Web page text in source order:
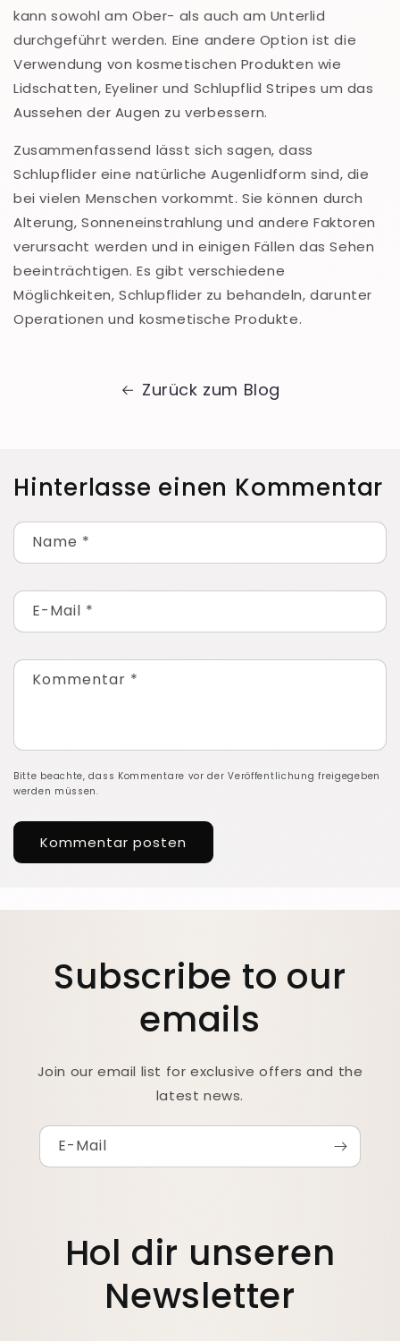
kann sowohl am Ober- als auch am Unterlid
durchgeführt werden. Eine andere Option ist die
Verwendung von kosmetischen Produkten wie
Lidschatten, Eyeliner und Schlupflid Stripes um das
Aussehen der Augen zu verbessern.
Zusammenfassend lässt sich sagen, dass
Schlupflider eine natürliche Augenlidform sind, die
bei vielen Menschen vorkommt. Sie können durch
Alterung, Sonneneinstrahlung und andere Faktoren
verursacht werden und in einigen Fällen das Sehen
beeinträchtigen. Es gibt verschiedene
Möglichkeiten, Schlupflider zu behandeln, darunter
Operationen und kosmetische Produkte.
Zurück zum Blog
Hinterlasse einen Kommentar
Name *
E-Mail *
Kommentar *
Bitte beachte, dass Kommentare vor der Veröffentlichung freigegeben
werden müssen.
Subscribe to our
emails
Join our email list for exclusive offers and the
latest news.
E-Mail
Hol dir unseren
Newsletter